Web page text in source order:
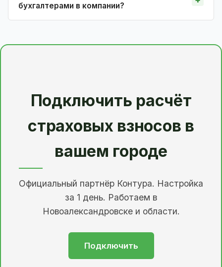
бухгалтерами в компании?
Подключить расчёт
страховых взносов в
вашем городе
Официальный партнёр Контура. Настройка
за 1 день. Работаем в
Новоалександровске и области.
Подключить